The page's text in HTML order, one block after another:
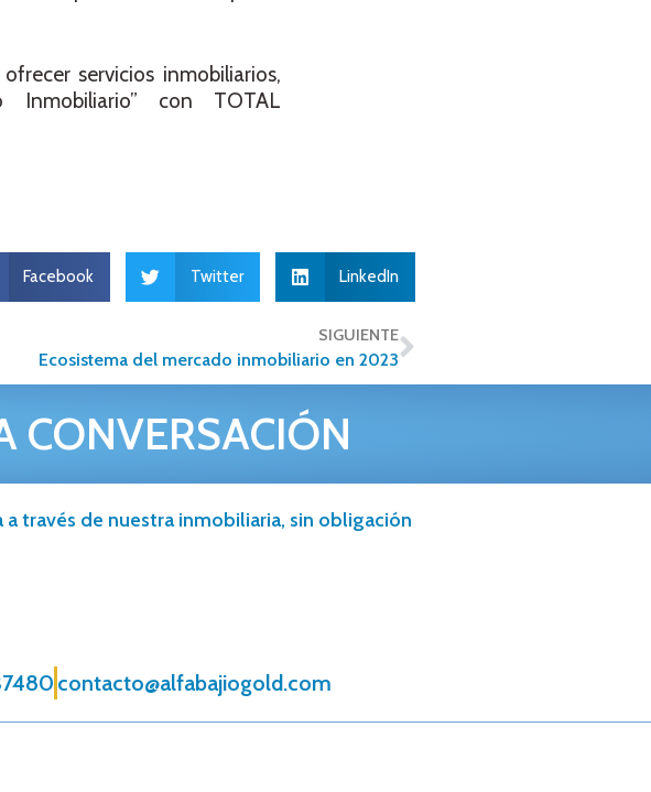
servicios inmobiliarios,
Inmobiliario” con TOTAL
Facebook Twitter LinkedIn
SIGUIENTE
Ecosistema del mercado inmobiliario en 2023
CONVERSACIÓN
través de nuestra inmobiliaria, sin obligación
contacto@alfabajiogold.com